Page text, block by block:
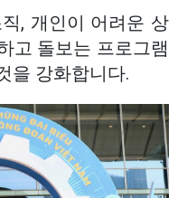
, 개인이 어려운 상
고 돌보는 프로그램
을 강화합니다.